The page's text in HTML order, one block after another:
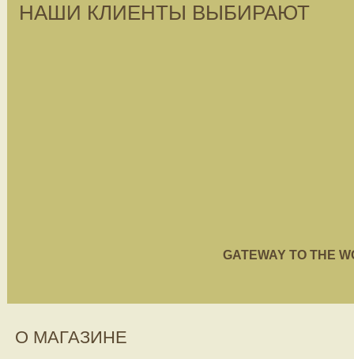
НАШИ КЛИЕНТЫ ВЫБИРАЮТ
GATEWAY TO THE
О МАГАЗИНЕ